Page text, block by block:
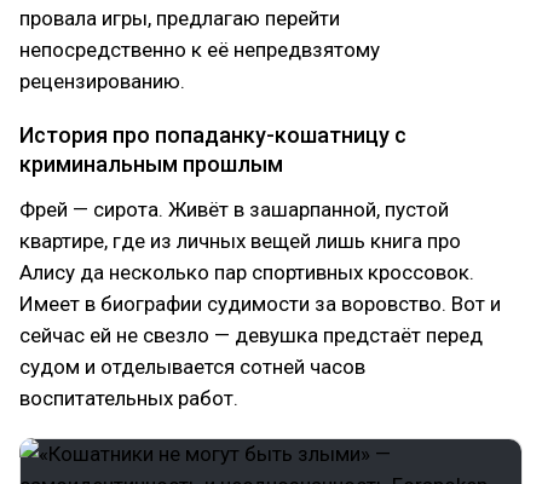
провала игры, предлагаю перейти
непосредственно к её непредвзятому
рецензированию.
История про попаданку-кошатницу с
криминальным прошлым
Фрей — сирота. Живёт в зашарпанной, пустой
квартире, где из личных вещей лишь книга про
Алису да несколько пар спортивных кроссовок.
Имеет в биографии судимости за воровство. Вот и
сейчас ей не свезло — девушка предстаёт перед
судом и отделывается сотней часов
воспитательных работ.